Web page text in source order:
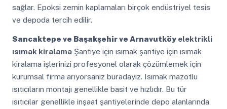
sağlar. Epoksi zemin kaplamaları birçok endüstriyel tesis
ve depoda tercih edilir.
Sancaktepe ve Başakşehir ve Arnavutköyelektrikli
ısımak kiralamaŞantiye için ısımak şantiye için ısımak
kiralama işlerinizi profesyonel olarak çözümlemek için
kurumsal firma arıyorsanız buradayız. Isımak mazotlu
ısıtıcıların montajı genellikle basit ve hızlıdır. Bu tür
ısıtıcılar genellikle inşaat şantiyelerinde depo alanlarında